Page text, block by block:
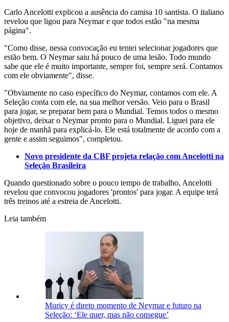
Carlo Ancelotti explicou a ausência do camisa 10 santista. O italiano
revelou que ligou para Neymar e que todos estão "na mesma
página".
"Como disse, nessa convocação eu tentei selecionar jogadores que
estão bem. O Neymar saiu há pouco de uma lesão. Todo mundo
sabe que ele é muito importante, sempre foi, sempre será. Contamos
com ele obviamente", disse.
"Obviamente no caso específico do Neymar, contamos com ele. A
Seleção conta com ele, na sua melhor versão. Veio para o Brasil
para jogar, se preparar bem para o Mundial. Temos todos o mesmo
objetivo, deixar o Neymar pronto para o Mundial. Liguei para ele
hoje de manhã para explicá-lo. Ele está totalmente de acordo com a
gente e assim seguimos", completou.
Novo presidente da CBF projeta relação com Ancelotti na
Seleção Brasileira
Quando questionado sobre o pouco tempo de trabalho, Ancelotti
revelou que convocou jogadores 'prontos' para jogar. A equipe terá
três treinos até a estreia de Ancelotti.
Leia também
Muricy é direto momento de Neymar e futuro na
Seleção: ‘Ele quer, mas não consegue’